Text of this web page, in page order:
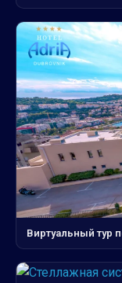
Виртуальный тур